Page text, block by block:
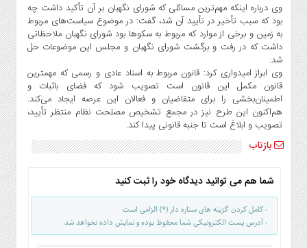
وی درباره اینکه مهم‌ترین مسائلی که شورای نگهبان بر آن تأکید داشت چه
بود که سبب تأخیر در تأیید آن شد، گفت: در موضوع سیاست‌های مربوط
به زمین و برخی از موارد که مربوط به سکوها بود شورای نگهبان ملاحظاتی
داشت که در رفت و برگشت شورای نگهبان و مجلس این موضوعات حل
شد.
وی ابراز امیدواری کرد: قانون مربوط به اسناد عادی و رسمی که مهمترین
قانون مکمل این قانون است تصویب شود که فضای باثبات و
اطمینان‌بخشی را برای متقاضیان و فعالان این عرصه ایجاد می‌کند.
هم‌اکنون این طرح نیز در مجمع تشخیص مصلحت نظام منتظر تأیید،
تصویب و ابلاغ است تا جنبه قانونی پیدا کند.
بازتاب
شما هم می توانید دیدگاه خود را ثبت کنید
- کامل کردن گزینه های ستاره دار (*) الزامی است
- آدرس پست الکترونیکی شما محفوظ بوده و نمایش داده نخواهد شد